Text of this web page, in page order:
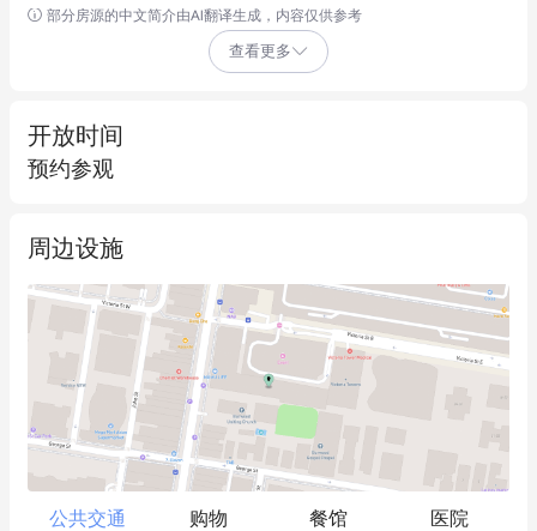
业区的核心地段。该物业占地1,980平方米，地块位置优越，可从
Burwood Road步行出入，车辆可从Victoria Street进出。作为一
West最繁华的商业步行街上，拥有这片最优质的物业之一。
都蕴藏着巨大的潜力。
此地块拥有灵活的MU1混合用途土地规划，且有利的规划控制政
策为其带来了巨大的开发增值潜力。其地理位置得天独厚，将直
接受益于Burwood Town Centre的持续升级改造以及州政府在基础
设施和开发项目上的投资。
物业亮点：
部分房源的中文简介由AI翻译生成，内容仅供参考
查看更多
开放时间
预约参观
周边设施
公共交通 购物 餐馆 医院